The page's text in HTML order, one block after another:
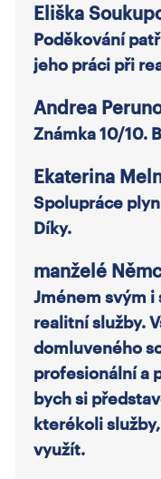
Eliška
Poděkování
jeho práci při
Andrea
Známka 10/10.
Ekaterina
Spolupráce
Díky.
manželé
Jménem svým i
realitní služby.
domluveného
profesionální a
bych si
kterékoli
využít.